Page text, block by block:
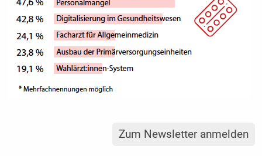
Zum Newsletter anmelden